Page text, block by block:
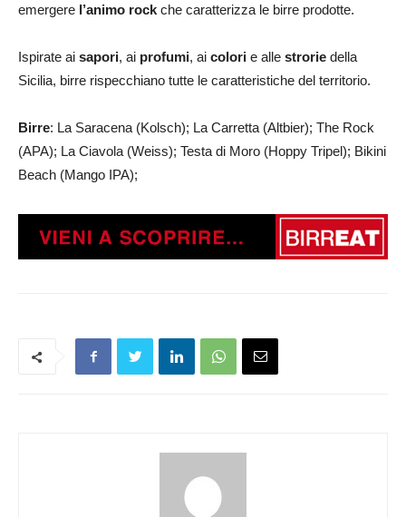
emergere l’animo rock che caratterizza le birre prodotte.
Ispirate ai sapori, ai profumi, ai colori e alle strorie della
Sicilia, birre rispecchiano tutte le caratteristiche del territorio.
Birre: La Saracena (Kolsch); La Carretta (Altbier); The Rock
(APA); La Ciavola (Weiss); Testa di Moro (Hoppy Tripel); Bikini
Beach (Mango IPA);